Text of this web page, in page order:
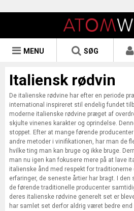
SØG
MENU
Italiensk rødvin
De italienske rødvine har efter en periode
international inspireret stil endelig fundet
moderne italienske rødvine præget af
skjulte vinenes karakter og oprindelse.
stoppet. Efter at mange førende
andre metoder i vinifikationen, har man de
hvilke ting man kan bruge og ikke bruge.
man nu igen kan fokusere mere på at lave
italienske ånd med respekt for
erfaringer, de seneste årtier har bragt. I
de førende traditionelle producenter
deres italienske rødvine generelt set er
har samlet set derfor aldrig været bedre end